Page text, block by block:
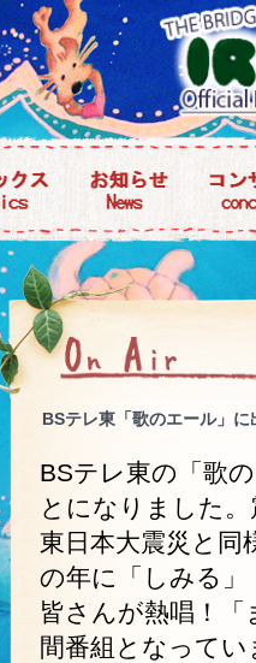
BSテレ東「歌のエール」
BSテレ東の「歌
とになりました
東日本大震災と
の年に「しみる
皆さんが熱唱！
間番組となってい